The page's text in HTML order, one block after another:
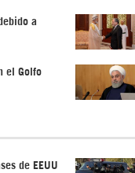
a
el Golfo
de EEUU